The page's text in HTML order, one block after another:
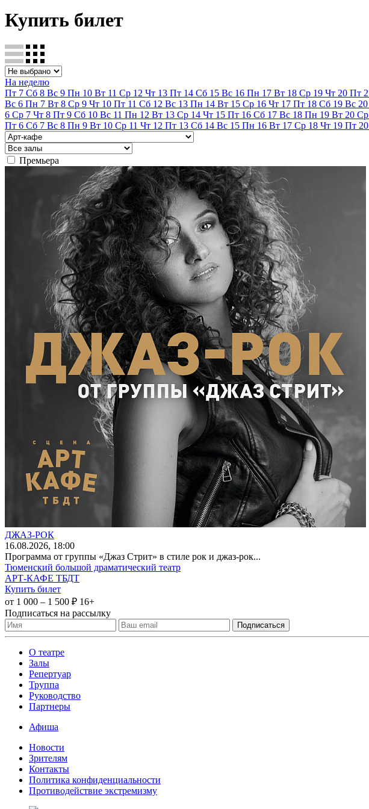
Купить билет
На неделю
Пт 7 Сб 8 Вс 9 Пн 10 Вт 11 Ср 12 Чт 13 Пт 14 Сб 15 Вс 16 Пн 17 Вт 18 Ср 19 Чт 20 Пт
Вс 6 Пн 7 Вт 8 Ср 9 Чт 10 Пт 11 Сб 12 Вс 13 Пн 14 Вт 15 Ср 16 Чт 17 Пт 18 Сб 19 Вс 20
6 Ср 7 Чт 8 Пт 9 Сб 10 Вс 11 Пн 12 Вт 13 Ср 14 Чт 15 Пт 16 Сб 17 Вс 18 Пн 19 Вт 20 Ср
Пт 6 Сб 7 Вс 8 Пн 9 Вт 10 Ср 11 Чт 12 Пт 13 Сб 14 Вс 15 Пн 16 Вт 17 Ср 18 Чт 19 Пт 20
Премьера
ДЖАЗ-РОК
16.08.2026, 18:00
Программа от группы «Джаз Стрит» в стиле рок и джаз-рок...
Тюменский большой драматический театр
АРТ-КАФЕ ТБДТ
Купить билет
от 1 000 – 1 500 ₽ 16+
Подписаться на рассылку
О театре
Залы
Репертуар
Труппа
Руководство
Партнеры
Афиша
Новости
Зрителям
Контакты
Политика конфиденциальности
Противодействие экстремизму